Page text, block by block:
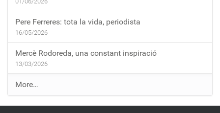
Pere Ferreres: tota la vida, periodista
16/05/2026
Mercè Rodoreda, una constant inspiració
13/03/2026
E
n
t
More…